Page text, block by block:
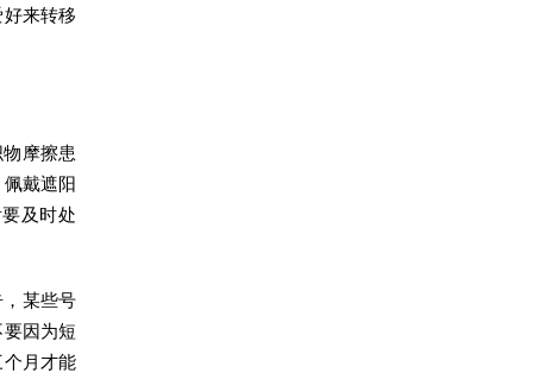
来转移
摩擦患
戴遮阳
及时处
某些号
因为短
月才能